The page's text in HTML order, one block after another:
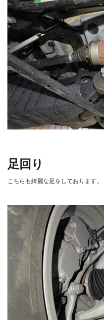
足回り
こちらも綺麗な足をしております。